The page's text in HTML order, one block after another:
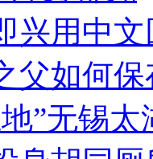
兴用中
父如何
”无锡